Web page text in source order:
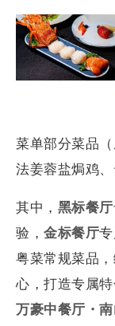
菜单部分菜品
法姜蓉盐焗鸡、
其中， 黑标餐厅
验， 金标餐厅
粤菜常规菜品，
心，打造专属特
万豪中餐厅 ・